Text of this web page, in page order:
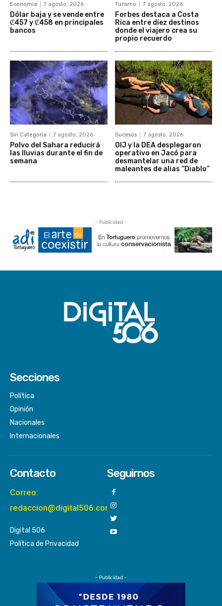
Economía 7 agosto, 2026
Dólar baja y se vende entre
₡457 y ₡458 en principales
bancos
Turismo 7 agosto, 2026
Forbes destaca a Costa
Rica entre diez destinos
donde el viajero crea su
propio recuerdo
Sin Categoría 7 agosto, 2026
Polvo del Sahara reducirá
las lluvias durante el fin de
semana
Sucesos 7 agosto, 2026
OIJ y la DEA desplegaron
operativo en Jacó para
desmantelar una red de
maleantes de alias “Diablo”
- Publicidad -
Secciones
Política
Opinión
Nacionales
Internacionales
Contacto
Correo:
redaccion@digital506.com
Digital 506
Política de Privacidad
Seguirnos
- Publicidad -